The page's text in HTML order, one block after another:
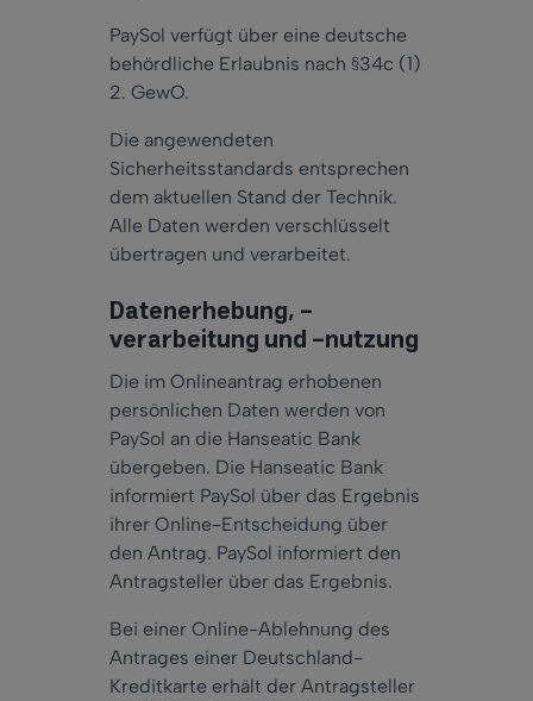
PaySol verfügt über eine deutsche
behördliche Erlaubnis nach §34c (1)
2. GewO.
Die angewendeten
Sicherheitsstandards entsprechen
dem aktuellen Stand der Technik.
Alle Daten werden verschlüsselt
übertragen und verarbeitet.
Datenerhebung, -
verarbeitung und -nutzung
Die im Onlineantrag erhobenen
persönlichen Daten werden von
PaySol an die Hanseatic Bank
übergeben. Die Hanseatic Bank
informiert PaySol über das Ergebnis
ihrer Online-Entscheidung über
den Antrag. PaySol informiert den
Antragsteller über das Ergebnis.
Bei einer Online-Ablehnung des
Antrages einer Deutschland-
Kreditkarte erhält der Antragsteller